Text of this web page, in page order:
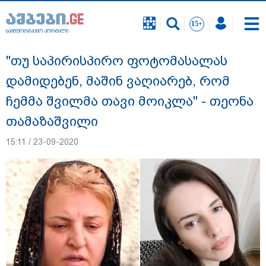
საინფორმაციო პორტალი
გიგა ავალიანის საქმეზე დაკავებულ ორ
არასრულწლოვანს, ნია იმნაძესა და
ანასტასია ბერუაშვილს აღკვეთის
ღონისძიების სახით პატიმრობა
საინფორმაციო პორტალი
"თუ საპირისპირო ფოტომასალას
დამიდებენ, მაშინ ვაღიარებ, რომ
ჩემმა შვილმა თავი მოიკლა" - თეონა
თამაზაშვილი
15:11 / 23-09-2020